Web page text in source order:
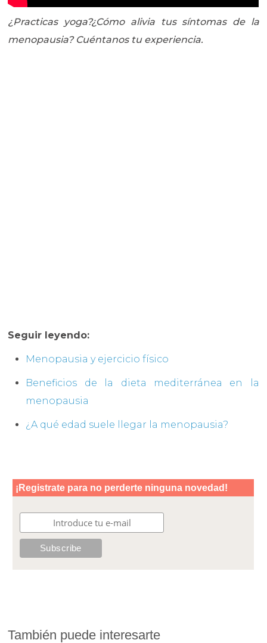
¿Practicas yoga?¿Cómo alivia tus síntomas de la
menopausia? Cuéntanos tu experiencia.
Seguir leyendo:
Menopausia y ejercicio físico
Beneficios de la dieta mediterránea en la
menopausia
¿A qué edad suele llegar la menopausia?
También puede interesarte